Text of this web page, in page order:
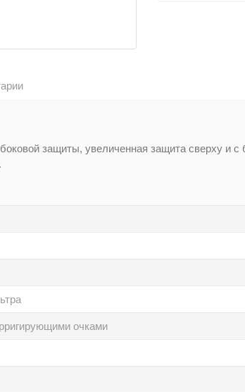
защиты, увеличенная защита сверху и с
очками